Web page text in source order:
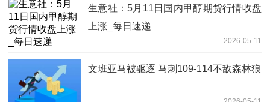
生意社：5月11日国内甲醇期货行情收盘
上涨_每日速递
2026-05-11
文班亚马被驱逐 马刺109-114不敌森林狼